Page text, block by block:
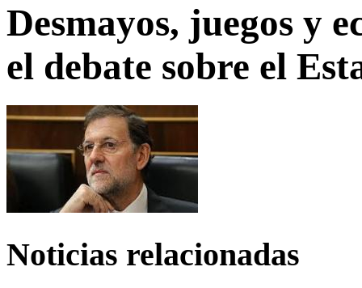
Desmayos, juegos y
el debate sobre el
Noticias relacionadas